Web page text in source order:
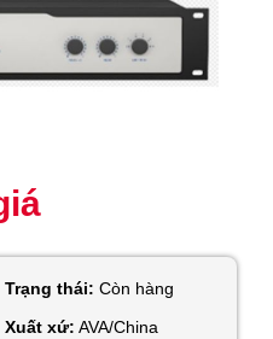
Trạng thái: Còn hàng
Xuất xứ: AVA/China